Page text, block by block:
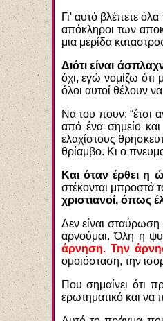
Γι' αυτό βλέπετε
απόκληροι των
μια μερίδα
Διότι είναι
όχι, εγώ νομίζω
όλοι αυτοί θέλουν
Να του πουν: “έτσι
από ένα σημείο και
ελαχίστους
θρίαμβο. Κι ο
Και όταν έρθει η
στέκονται μπροστά
χριστιανοί, όπως
Δεν είναι
αρνούμαι. Όλη η
άρνηση. Την
ομοιόσταση, την
Που σημαίνει ότι
ερωτηματικό και να